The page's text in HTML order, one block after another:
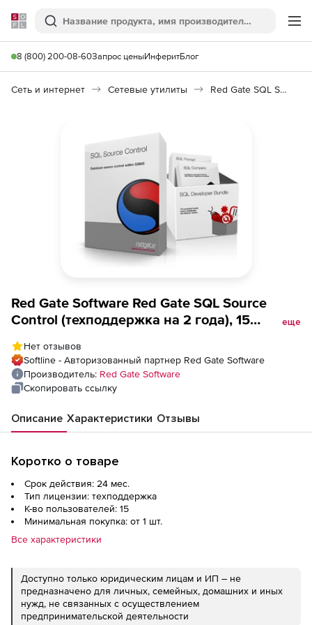
Softline
Поиск
8 (800) 200-08-60Запрос ценыИнферитБлог
Сеть и интернет Сетевые утилиты Red Gate SQL Source Control
Red Gate Software Red Gate SQL Source
Control (техподдержка на 2 года), 15
еще
Нет отзывов
Softline - Авторизованный партнер Red Gate Software
Производитель: Red Gate Software
Скопировать ссылку
Описание Характеристики Отзывы
Коротко о товаре
Срок действия: 24 мес.
Тип лицензии: техподдержка
К-во пользователей: 15
Минимальная покупка: от 1 шт.
Все характеристики
Доступно только юридическим лицам и ИП – не
предназначено для личных, семейных, домашних и иных
нужд, не связанных с осуществлением
предпринимательской деятельности